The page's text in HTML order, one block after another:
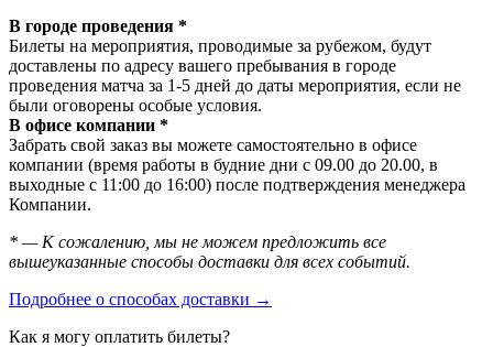
В городе проведения *
Билеты на мероприятия, проводимые за рубежом, будут
доставлены по адресу вашего пребывания в городе
проведения матча за 1-5 дней до даты мероприятия, если не
были оговорены особые условия.
В офисе компании *
Забрать свой заказ вы можете самостоятельно в офисе
компании (время работы в будние дни с 09.00 до 20.00, в
выходные с 11:00 до 16:00) после подтверждения менеджера
Компании.
* — К сожалению, мы не можем предложить все
вышеуказанные способы доставки для всех событий.
Подробнее о способах доставки →
Как я могу оплатить билеты?